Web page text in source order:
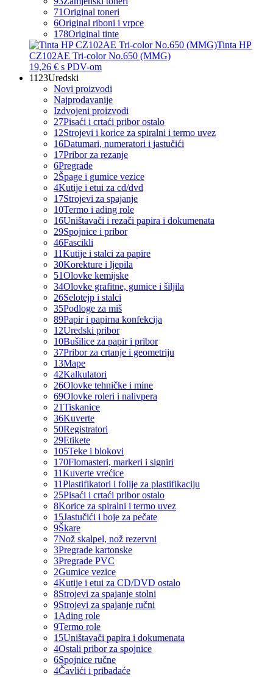
71Original toneri
6Original riboni i vrpce
178Original tinte
Tinta HP
CZ102AE Tri-color No.650 (MMG)
19,26 € s PDV-om
1123Uredski
Novi proizvodi
Najprodavanije
Izdvojeni proizvodi
27Pisaći i crtaći pribor ostalo
12Strojevi i korice za spiralni i termo uvez
16Datumari, numeratori i jastučići
17Pribor za rezanje
6Pregrade
2Špage i gumice vezice
4Kutije i etui za cd/dvd
17Strojevi za spajanje
10Termo i ading role
16Uništavači i rezači papira i dokumenata
29Spojnice i pribor
46Fascikli
11Kutije i stalci za papire
30Korekture i ljepila
51Olovke kemijske
34Olovke grafitne, gumice i šiljila
26Selotejp i stalci
35Podloge za miš
89Papir i papirna konfekcija
12Uredski pribor
10Bušilice za papir i pribor
37Pribor za crtanje i geometriju
13Mape
42Kalkulatori
26Olovke tehničke i mine
69Olovke roleri i nalivpera
21Tiskanice
36Kuverte
50Registratori
29Etikete
105Teke i blokovi
170Flomasteri, markeri i signiri
11Kuverte vrećice
11Plastifikatori i folije za plastifikaciju
25Pisaći i crtaći pribor ostalo
8Korice za spiralni i termo uvez
15Jastučići i boje za pečate
9Škare
7Nož skalpel, nož rezervni
3Pregrade kartonske
3Pregrade PVC
2Gumice vezice
4Kutije i etui za CD/DVD ostalo
8Strojevi za spajanje stolni
9Strojevi za spajanje ručni
1 Ading role
9Termo role
15Uništavači papira i dokumenata
4Ostali pribor za spojnice
6Spojnice ručne
4Čavlići i pribadaće